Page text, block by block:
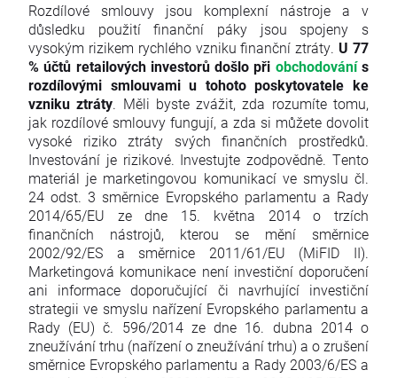
Rozdílové smlouvy jsou komplexní nástroje a v
důsledku použití finanční páky jsou spojeny s
vysokým rizikem rychlého vzniku finanční ztráty. U 77
% účtů retailových investorů došlo při obchodovánís
rozdílovými smlouvami u tohoto poskytovatele ke
vzniku ztráty. Měli byste zvážit, zda rozumíte tomu,
jak rozdílové smlouvy fungují, a zda si můžete dovolit
vysoké riziko ztráty svých finančních prostředků.
Investování je rizikové. Investujte zodpovědně. Tento
materiál je marketingovou komunikací ve smyslu čl.
24 odst. 3 směrnice Evropského parlamentu a Rady
2014/65/EU ze dne 15. května 2014 o trzích
finančních nástrojů, kterou se mění směrnice
2002/92/ES a směrnice 2011/61/EU (MiFID II).
Marketingová komunikace není investiční doporučení
ani informace doporučující či navrhující investiční
strategii ve smyslu nařízení Evropského parlamentu a
Rady (EU) č. 596/2014 ze dne 16. dubna 2014 o
zneužívání trhu (nařízení o zneužívání trhu) a o zrušení
směrnice Evropského parlamentu a Rady 2003/6/ES a